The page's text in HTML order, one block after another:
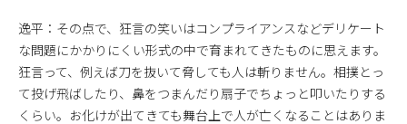
逸平：その点で、狂言の笑いはコンプライアンスなどデリケート
な問題にかかりにくい形式の中で育まれてきたものに思えます。
狂言って、例えば刀を抜いて脅しても人は斬りません。相撲とっ
て投げ飛ばしたり、鼻をつまんだり扇子でちょっと叩いたりする
くらい。お化けが出てきても舞台上で人が亡くなることはありま